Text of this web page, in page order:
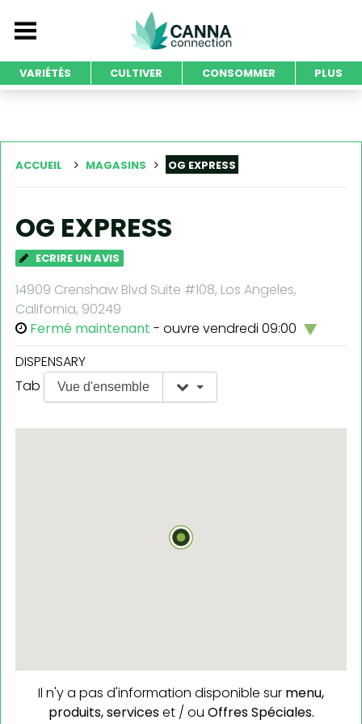
VARIÉTÉS CULTIVER CONSOMMER PLUS
ACCUEIL MAGASINS OG EXPRESS
OG EXPRESS
ECRIRE UN AVIS
14909 Crenshaw Blvd Suite #108, Los Angeles,
California, 90249
Fermé maintenant - ouvre vendredi 09:00
DISPENSARY
Tab
Vue d'ensemble
Il n'y a pas d'information disponible sur menu,
produits,serviceset / ou Offres Spéciales.